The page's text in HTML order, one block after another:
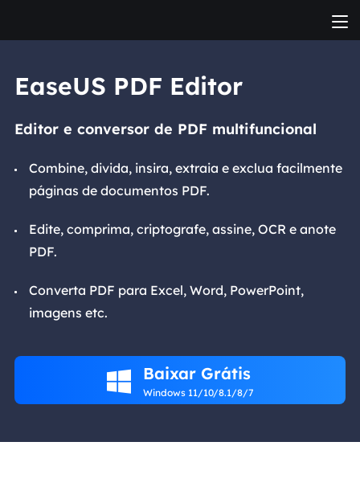
EaseUS PDF Editor
Editor e conversor de PDF multifuncional
Combine, divida, insira, extraia e exclua facilmente
páginas de documentos PDF.
Edite, comprima, criptografe, assine, OCR e anote
PDF.
Converta PDF para Excel, Word, PowerPoint,
imagens etc.
 Baixar Grátis
Windows 11/10/8.1/8/7